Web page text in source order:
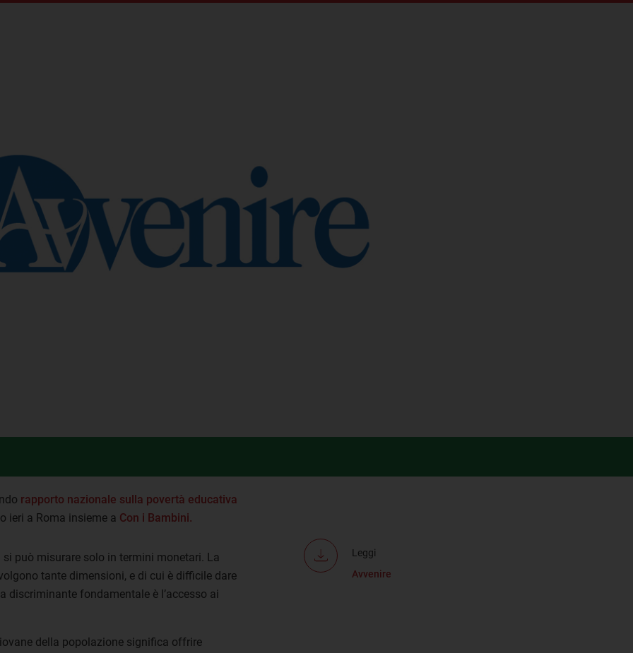
rapporto nazionale sulla povertà educativa
ieri a Roma insieme a Con i Bambini.
Leggi
Avvenire
può misurare solo in termini monetari. La
tante dimensioni, e di cui è difficile dare
discriminante fondamentale è l’accesso ai
della popolazione significa offrire